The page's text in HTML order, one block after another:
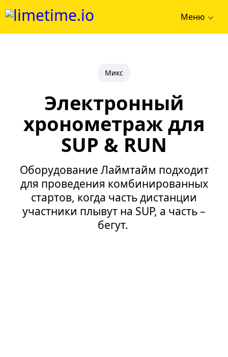
Меню
Микс
Электронный
хронометраж для
SUP & RUN
Оборудование Лаймтайм подходит
для проведения комбинированных
стартов, когда часть дистанции
участники плывут на SUP, а часть –
бегут.